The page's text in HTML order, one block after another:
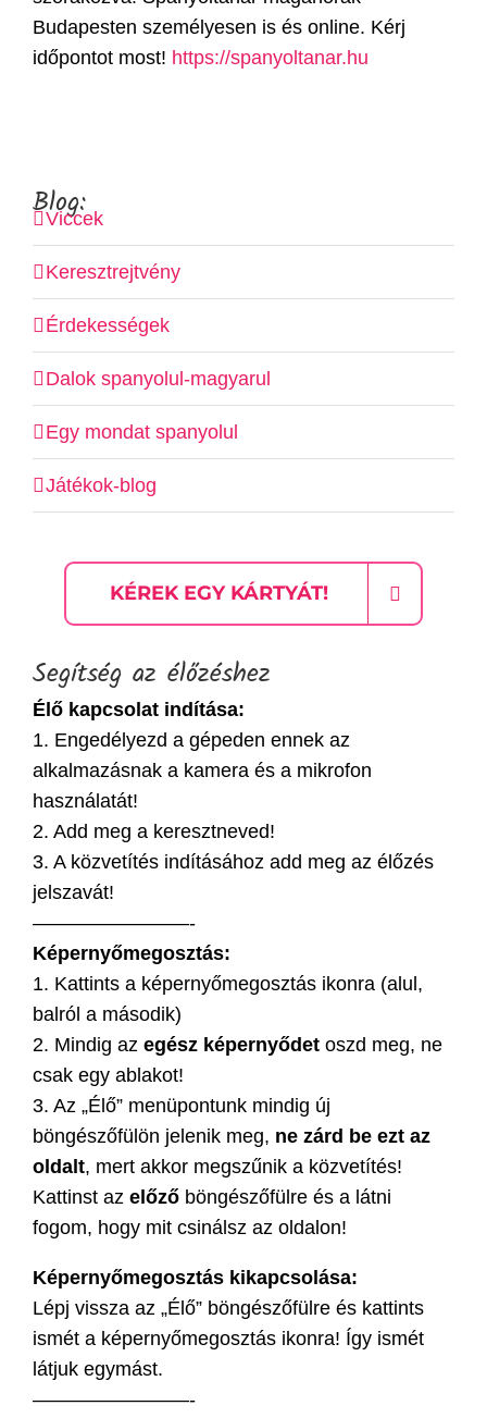
Budapesten személyesen is és online. Kérj
időpontot most! https://spanyoltanar.hu
Blog:
Viccek
Keresztrejtvény
Érdekességek
Dalok spanyolul-magyarul
Egy mondat spanyolul
Játékok-blog
KÉREK EGY KÁRTYÁT!
Segítség az élőzéshez
Élő kapcsolat indítása:
1. Engedélyezd a gépeden ennek az
alkalmazásnak a kamera és a mikrofon
használatát!
2. Add meg a keresztneved!
3. A közvetítés indításához add meg az élőzés
jelszavát!
————————-
Képernyőmegosztás:
1. Kattints a képernyőmegosztás ikonra (alul,
balról a második)
2. Mindig az egész képernyődet oszd meg, ne
csak egy ablakot!
3. Az „Élő” menüpontunk mindig új
böngészőfülön jelenik meg, ne zárd be ezt az
oldalt, mert akkor megszűnik a közvetítés!
Kattinst az előző böngészőfülre és a látni
fogom, hogy mit csinálsz az oldalon!
Képernyőmegosztás kikapcsolása:
Lépj vissza az „Élő” böngészőfülre és kattints
ismét a képernyőmegosztás ikonra! Így ismét
látjuk egymást.
————————-